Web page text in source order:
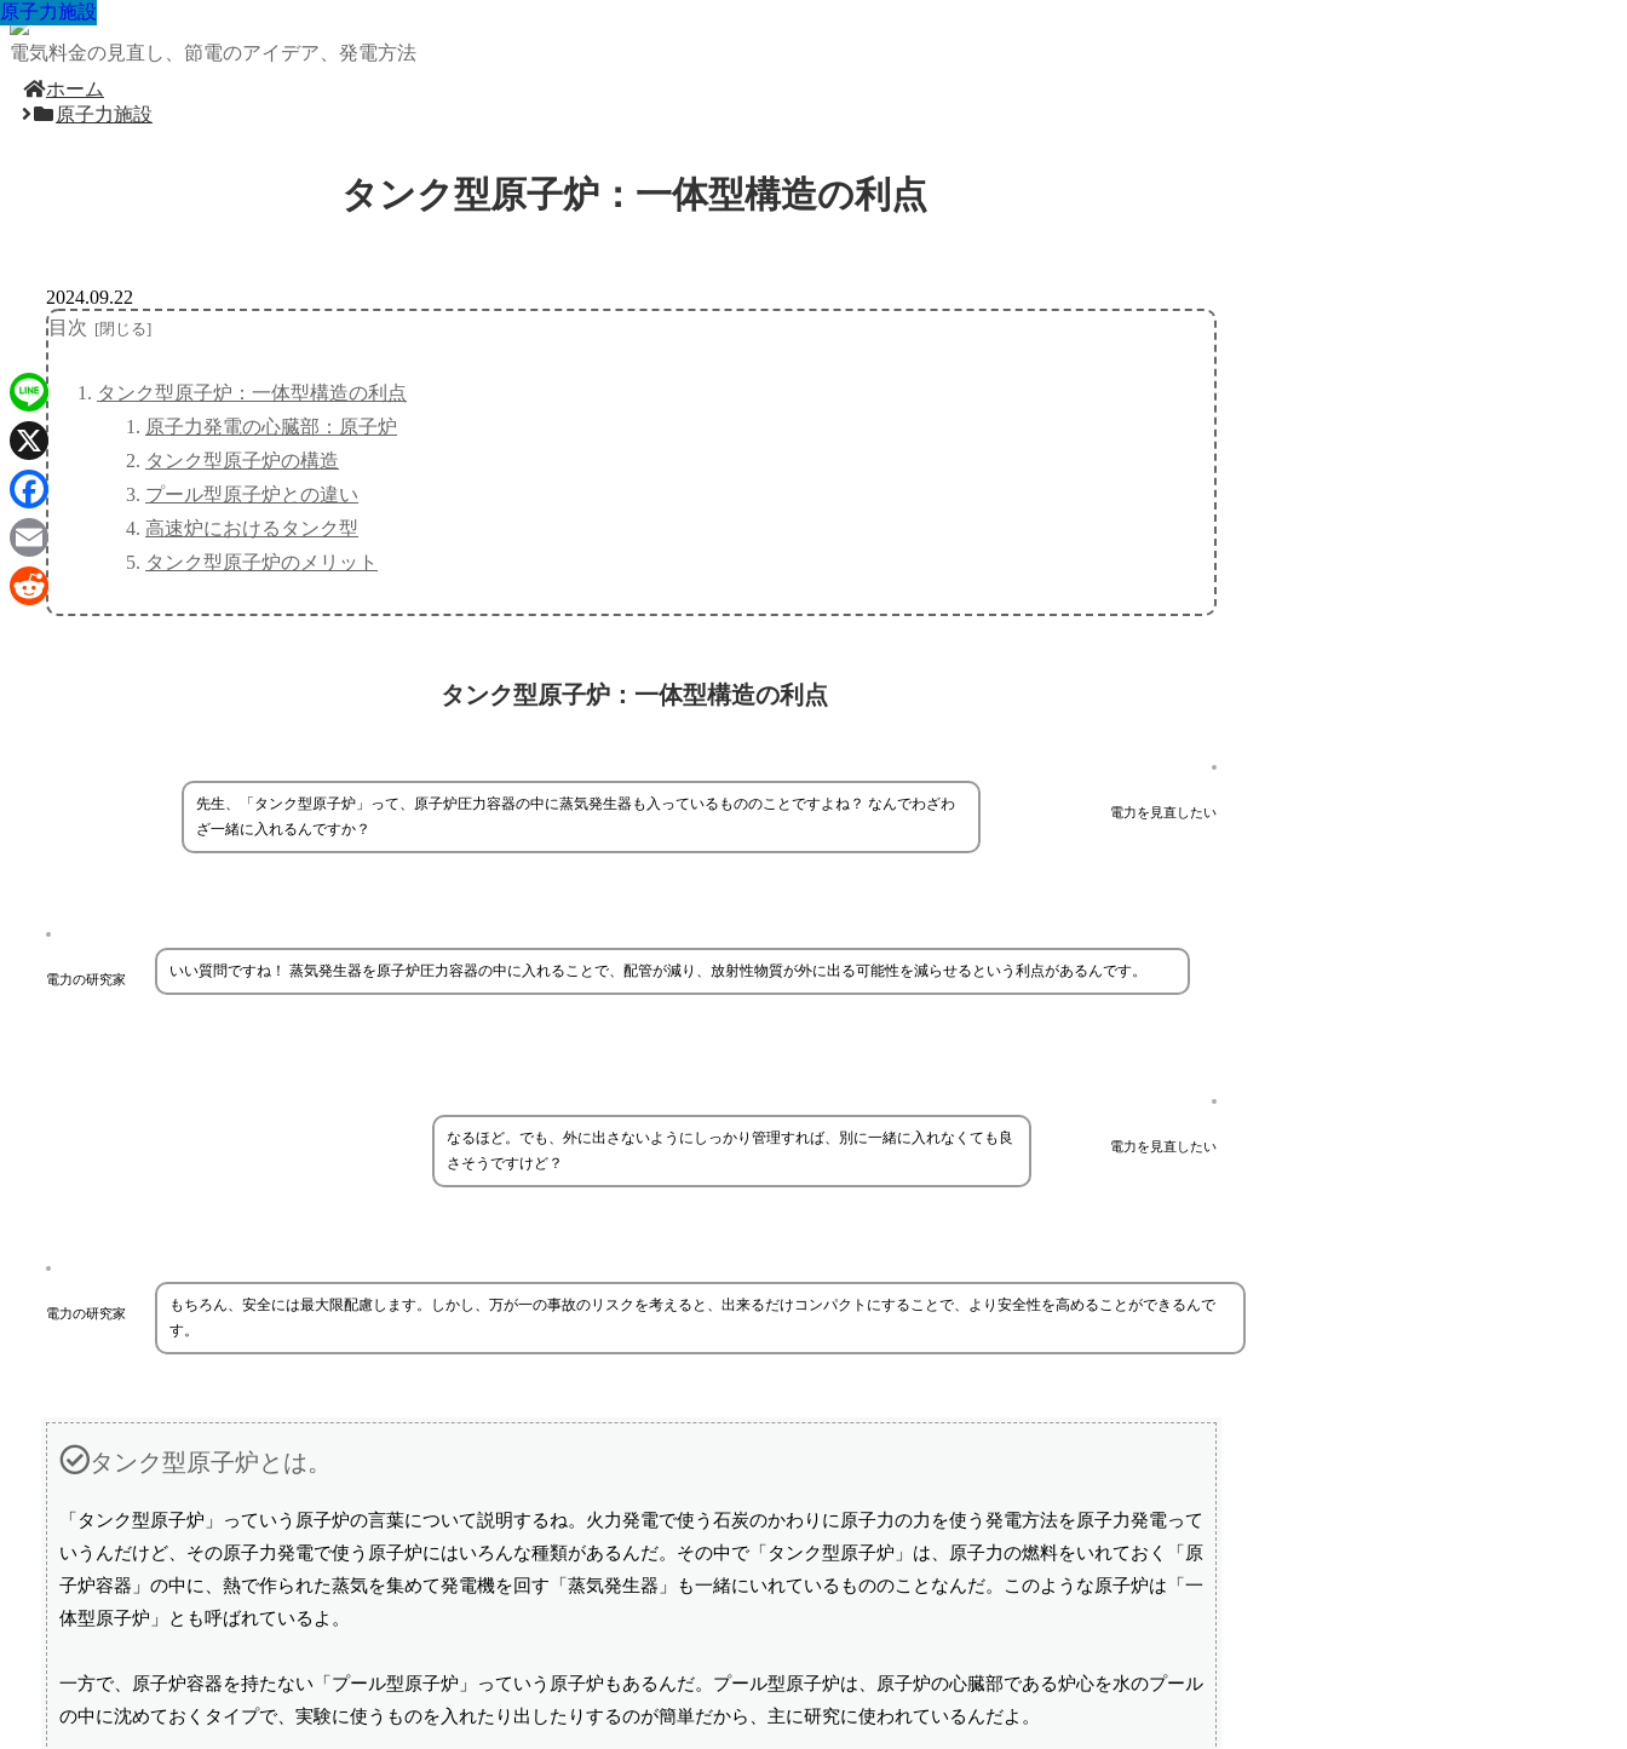
電気料金の見直し、節電のアイデア、発電方法
ホーム
原子力施設
タンク型原子炉：一体型構造の利点
原子力施設
2024.09.22
目次
タンク型原子炉：一体型構造の利点
原子力発電の心臓部：原子炉
タンク型原子炉の構造
プール型原子炉との違い
高速炉におけるタンク型
タンク型原子炉のメリット
タンク型原子炉：一体型構造の利点
電力を見直したい
先生、「タンク型原子炉」って、原子炉圧力容器の中に蒸気発生器も入っているもののことですよね？ なんでわざわ
ざ一緒に入れるんですか？
電力の研究家 いい質問ですね！ 蒸気発生器を原子炉圧力容器の中に入れることで、配管が減り、放射性物質が外に出る可能性を減らせるという利点があるんです。
電力を見直したい
なるほど。でも、外に出さないようにしっかり管理すれば、別に一緒に入れなくても良
さそうですけど？
電力の研究家
もちろん、安全には最大限配慮します。しかし、万が一の事故のリスクを考えると、出来るだけコンパクトにすることで、より安全性を高めることができるんで
す。
タンク型原子炉とは。
「タンク型原子炉」っていう原子炉の言葉について説明するね。火力発電で使う石炭のかわりに原子力の力を使う発電方法を原子力発電って
いうんだけど、その原子力発電で使う原子炉にはいろんな種類があるんだ。その中で「タンク型原子炉」は、原子力の燃料をいれておく「原
子炉容器」の中に、熱で作られた蒸気を集めて発電機を回す「蒸気発生器」も一緒にいれているもののことなんだ。このような原子炉は「一
体型原子炉」とも呼ばれているよ。
一方で、原子炉容器を持たない「プール型原子炉」っていう原子炉もあるんだ。プール型原子炉は、原子炉の心臓部である炉心を水のプール
の中に沈めておくタイプで、実験に使うものを入れたり出したりするのが簡単だから、主に研究に使われているんだよ。
原子力施設
原子力施設
原子力施設
原子力施設
原子力施設
原子力施設
原子力施設
原子力施設
Line
X
Facebook
Email